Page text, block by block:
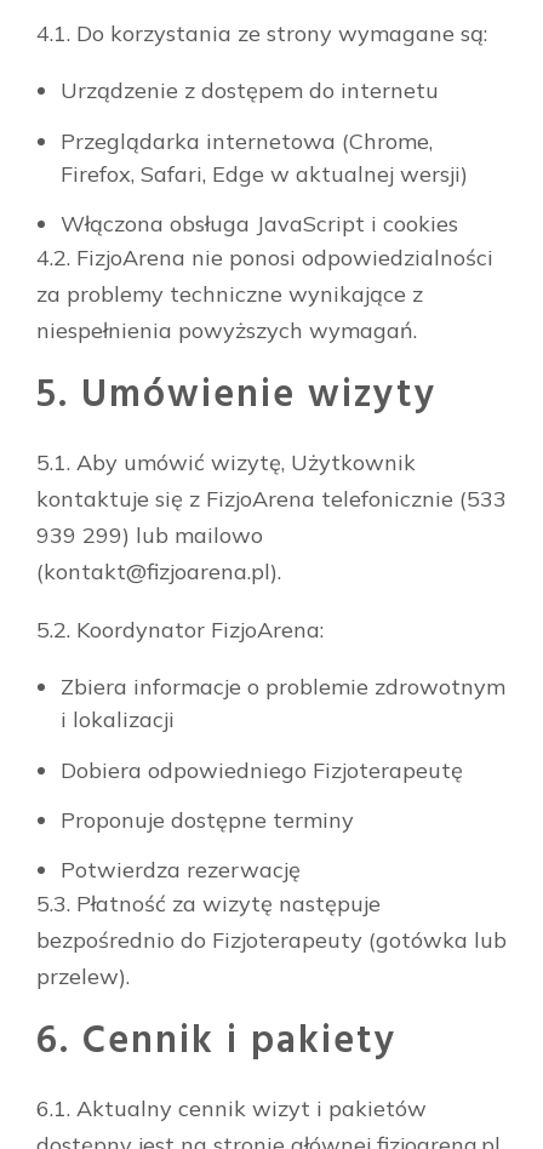
4.1. Do korzystania ze strony wymagane są:
Urządzenie z dostępem do internetu
Przeglądarka internetowa (Chrome,
Firefox, Safari, Edge w aktualnej wersji)
Włączona obsługa JavaScript i cookies
4.2. FizjoArena nie ponosi odpowiedzialności
za problemy techniczne wynikające z
niespełnienia powyższych wymagań.
5. Umówienie wizyty
5.1. Aby umówić wizytę, Użytkownik
kontaktuje się z FizjoArena telefonicznie (533
939 299) lub mailowo
(kontakt@fizjoarena.pl).
5.2. Koordynator FizjoArena:
Zbiera informacje o problemie zdrowotnym
i lokalizacji
Dobiera odpowiedniego Fizjoterapeutę
Proponuje dostępne terminy
Potwierdza rezerwację
5.3. Płatność za wizytę następuje
bezpośrednio do Fizjoterapeuty (gotówka lub
przelew).
6. Cennik i pakiety
6.1. Aktualny cennik wizyt i pakietów